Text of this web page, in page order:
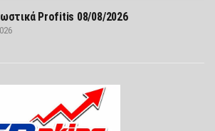
Profitis 08/08/2026